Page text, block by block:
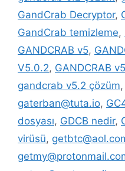
GandCrab Decryptor,
GandCrab temizleme,
GANDCRAB v5,
V5.0.2, GANDCRAB
gandcrab v5.2 çözüm,
gaterban@tuta.io,
dosyası, GDCB nedir,
virüsü,